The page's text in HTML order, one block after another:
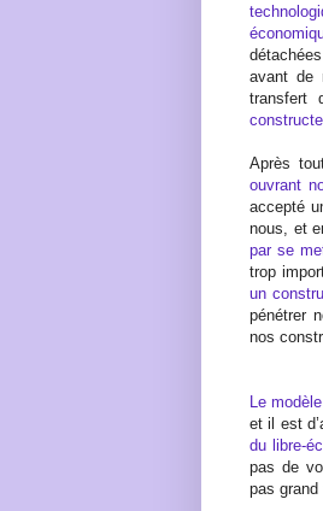
avant de
transfert
Après
ouvrant
accepté
nous, et
par se
trop
un
pénétrer
nos
Le
et il est
du libre-
pas de
pas grand